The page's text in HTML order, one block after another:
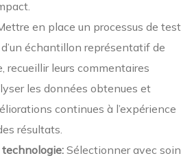
en place un processus de test
échantillon représentatif de
recueillir leurs commentaires
les données obtenues et
continues à l’expérience
résultats.
Sélectionner avec soin